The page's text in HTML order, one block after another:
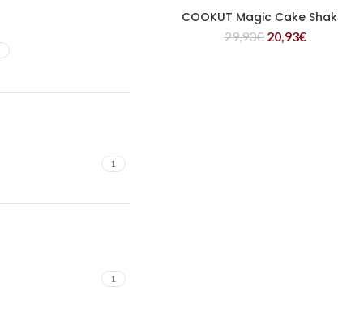
1
1
LEGGI TUTTO
COOKUT Magic Cake
29,90€ 20,93€